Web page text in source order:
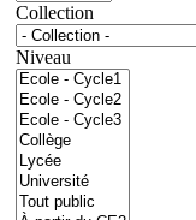
Collection
Niveau